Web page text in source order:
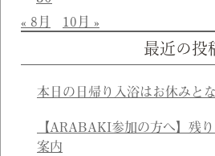
« 8月 10月 »
最近の投
本日の日帰り入浴はお休みとな
【ARABAKI参加の方へ】残
案内